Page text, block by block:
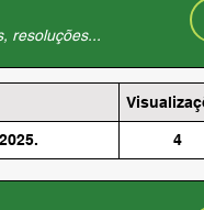
resoluções...
4